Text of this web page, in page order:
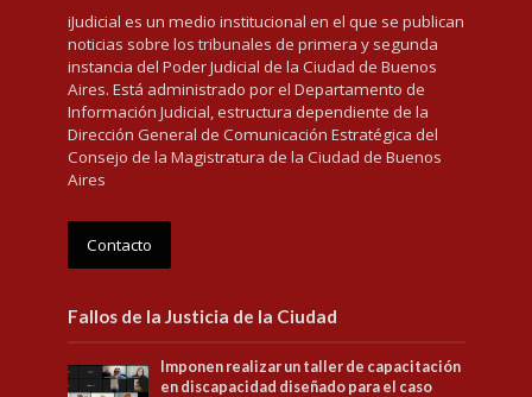
iJudicial es un medio institucional en el que se publican
noticias sobre los tribunales de primera y segunda
instancia del Poder Judicial de la Ciudad de Buenos
Aires. Está administrado por el Departamento de
Información Judicial, estructura dependiente de la
Dirección General de Comunicación Estratégica del
Consejo de la Magistratura de la Ciudad de Buenos
Aires
Contacto
Fallos de la Justicia de la Ciudad
Imponen realizar un taller de capacitación
en discapacidad diseñado para el caso